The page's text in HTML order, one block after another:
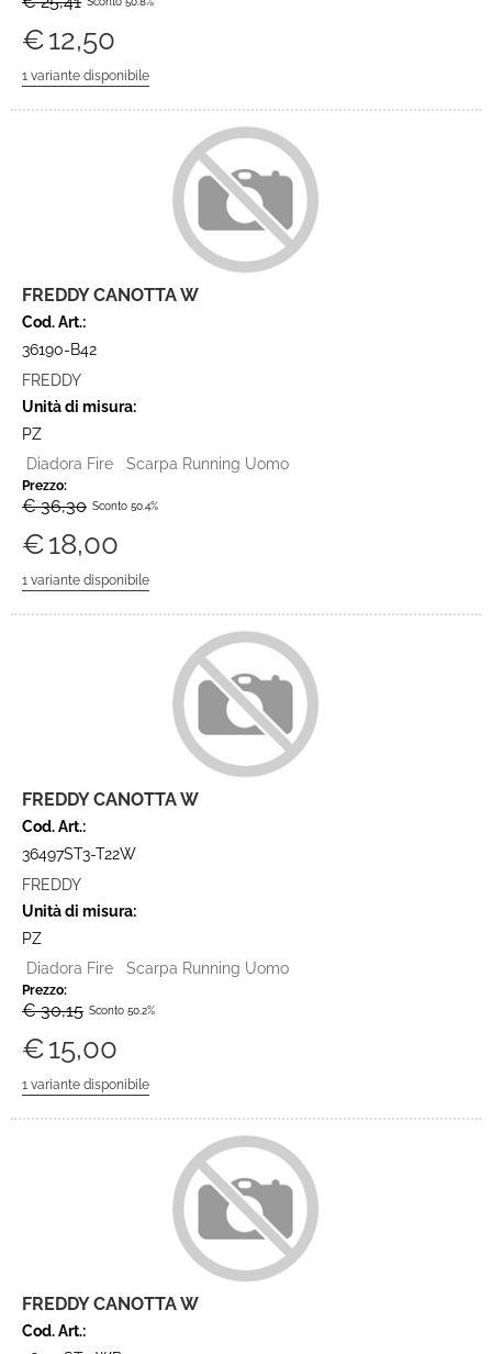
€12,50
FREDDY CANOTTA W
Cod. Art.:
36190-B42
FREDDY
Unità di misura:
PZ
Diadora Fire Scarpa Running Uomo
Prezzo:
€ 36,30 Sconto 50.4%
€18,00
FREDDY CANOTTA W
Cod. Art.:
36497ST3-T22W
FREDDY
Unità di misura:
PZ
Diadora Fire Scarpa Running Uomo
Prezzo:
€ 30,15 Sconto 50.2%
€15,00
FREDDY CANOTTA W
Cod. Art.: